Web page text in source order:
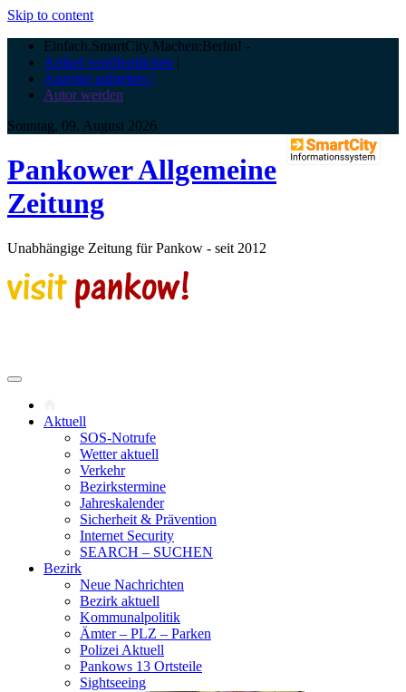
Skip to content
Einfach.SmartCity.Machen:Berlin! -
Artikel veröffentlichen |
Anzeige aufgeben |
Autor werden
Sonntag, 09. August 2026
Pankower Allgemeine
Zeitung
Unabhängige Zeitung für Pankow - seit 2012
Aktuell
SOS-Notrufe
Wetter aktuell
Verkehr
Bezirkstermine
Jahreskalender
Sicherheit & Prävention
Internet Security
SEARCH – SUCHEN
Bezirk
Neue Nachrichten
Bezirk aktuell
Kommunalpolitik
Ämter – PLZ – Parken
Polizei Aktuell
Pankows 13 Ortsteile
Sightseeing